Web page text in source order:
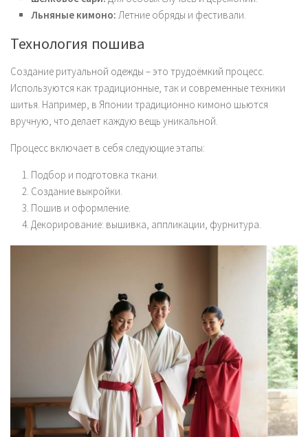
Льняные кимоно: Летние обряды и фестивали.
Технология пошива
Создание ритуальной одежды – это трудоёмкий процесс.
Используются как традиционные, так и современные техники
шитья. Например, в Японии традиционно кимоно шьются
вручную, что делает каждую вещь уникальной.
Процесс включает в себя следующие этапы:
Подбор и подготовка ткани.
Создание выкройки.
Пошив и оформление.
Декорирование: вышивка, аппликации, фурнитура.